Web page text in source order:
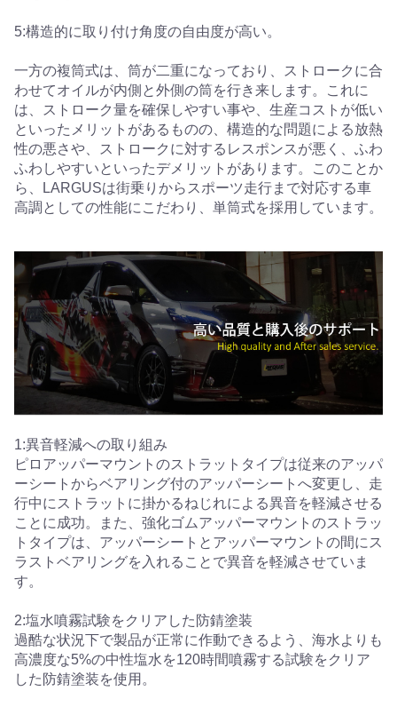
5:構造的に取り付け角度の自由度が高い。
一方の複筒式は、筒が二重になっており、ストロークに合
わせてオイルが内側と外側の筒を行き来します。これに
は、ストローク量を確保しやすい事や、生産コストが低い
といったメリットがあるものの、構造的な問題による放熱
性の悪さや、ストロークに対するレスポンスが悪く、ふわ
ふわしやすいといったデメリットがあります。このことか
ら、LARGUSは街乗りからスポーツ走行まで対応する車
高調としての性能にこだわり、単筒式を採用しています。
1:異音軽減への取り組み
ピロアッパーマウントのストラットタイプは従来のアッパ
ーシートからベアリング付のアッパーシートへ変更し、走
行中にストラットに掛かるねじれによる異音を軽減させる
ことに成功。また、強化ゴムアッパーマウントのストラッ
トタイプは、アッパーシートとアッパーマウントの間にス
ラストベアリングを入れることで異音を軽減させていま
す。
2:塩水噴霧試験をクリアした防錆塗装
過酷な状況下で製品が正常に作動できるよう、海水よりも
高濃度な5%の中性塩水を120時間噴霧する試験をクリア
した防錆塗装を使用。